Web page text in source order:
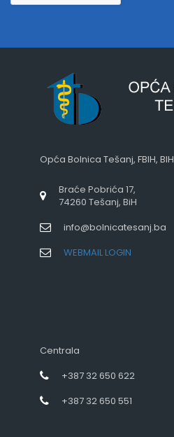
Opća Bolnica Tešanj, FBIH, BIH
Braće Pobrića 17,
74260 Tešanj, BiH
info@bolnicatesanj.ba
WEBMAIL LOGIN
Centrala
+387 32 650 622
+387 32 650 551